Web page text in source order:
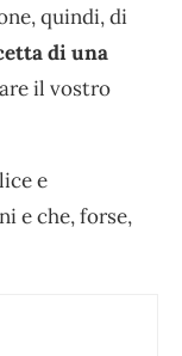
quindi, di
di una
il vostro
e
e che, forse,